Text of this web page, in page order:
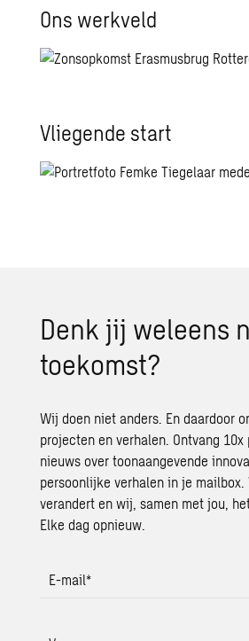
Ons werk­veld
Vlie­gen­de start
Denk jij wel­eens
toe­komst?
Wij doen niet anders. En daardoor
projecten en verhalen. Ontvang 10x
nieuws over toonaangevende
persoonlijke verhalen in je mailbox.
verandert en wij, samen met jou,
Elke dag opnieuw.
E-mail*